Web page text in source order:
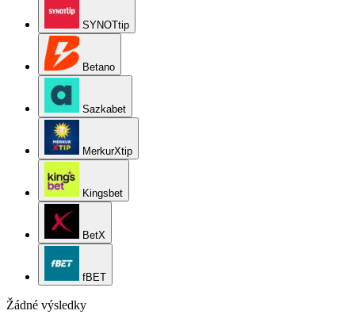
SYNOTtip
Betano
Sazkabet
MerkurXtip
Kingsbet
BetX
fBET
Žádné výsledky